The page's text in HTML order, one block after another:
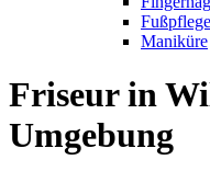
Fußpflege
Maniküre
Friseur in
Umgebung